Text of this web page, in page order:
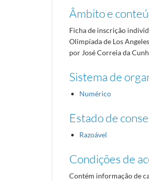
Âmbito e
Ficha de inscrição
Olimpíada de Los
por José Correia da
Sistema de
Numérico
Estado de
Razoável
Condições de
Contém informação de